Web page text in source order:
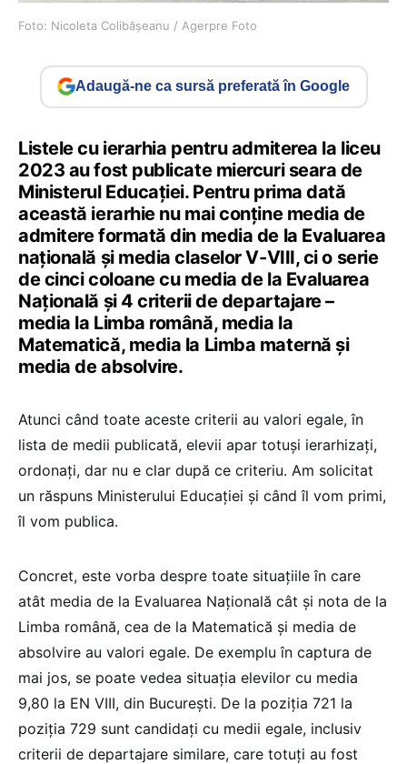
Foto: Nicoleta Colibășeanu / Agerpre Foto
Adaugă-ne ca sursă preferată în Google
Listele cu ierarhia pentru admiterea la liceu
2023 au fost publicate miercuri seara de
Ministerul Educației. Pentru prima dată
această ierarhie nu mai conține media de
admitere formată din media de la Evaluarea
națională și media claselor V-VIII, ci o serie
de cinci coloane cu media de la Evaluarea
Națională și 4 criterii de departajare –
media la Limba română, media la
Matematică, media la Limba maternă și
media de absolvire.
Atunci când toate aceste criterii au valori egale, în
lista de medii publicată, elevii apar totuși ierarhizați,
ordonați, dar nu e clar după ce criteriu. Am solicitat
un răspuns Ministerului Educației și când îl vom primi,
îl vom publica.
Concret, este vorba despre toate situațiile în care
atât media de la Evaluarea Națională cât și nota de la
Limba română, cea de la Matematică și media de
absolvire au valori egale. De exemplu în captura de
mai jos, se poate vedea situația elevilor cu media
9,80 la EN VIII, din București. De la poziția 721 la
poziția 729 sunt candidați cu medii egale, inclusiv
criterii de departajare similare, care totuți au fost